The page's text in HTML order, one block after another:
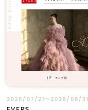
2026/07/21〜2026/08/31